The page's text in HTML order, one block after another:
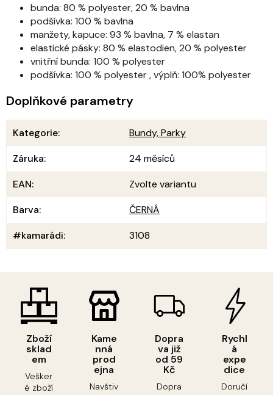
Zboží
sklad
em
Vešker
é zboží
Kame
nná
prod
ejna
Navštiv
Dopra
va již
od 59
Kč
Dopra
Rychl
á
expe
dice
Doručí
bunda: 80 % polyester, 20 % bavlna
podšívka: 100 % bavlna
manžety, kapuce: 93 % bavlna, 7 % elastan
elastické pásky: 80 % elastodien, 20 % polyester
vnitřní bunda: 100 % polyester
podšívka: 100 % polyester , výplň: 100% polyester
Doplňkové parametry
Kategorie:
Bundy, Parky
Záruka:
24 měsíců
EAN:
Zvolte variantu
Barva:
ČERNÁ
#kamarádi: 3108